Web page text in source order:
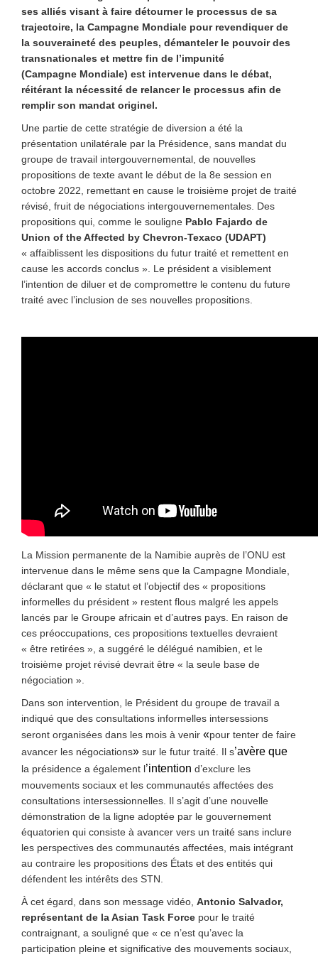
ses alliés visant à faire détourner le processus de sa
trajectoire, la Campagne Mondiale pour revendiquer de
la souveraineté des peuples, démanteler le pouvoir des
transnationales et mettre fin de l’impunité
(Campagne Mondiale) est intervenue dans le débat,
réitérant la nécessité de relancer le processus afin de
remplir son mandat originel.
Une partie de cette stratégie de diversion a été la
présentation unilatérale par la Présidence, sans mandat du
groupe de travail intergouvernemental, de nouvelles
propositions de texte avant le début de la 8e session en
octobre 2022, remettant en cause le troisième projet de traité
révisé, fruit de négociations intergouvernementales. Des
propositions qui, comme le souligne Pablo Fajardo de
Union of the Affected by Chevron-Texaco (UDAPT)
« affaiblissent les dispositions du futur traité et remettent en
cause les accords conclus ». Le président a visiblement
l’intention de diluer et de compromettre le contenu du future
traité avec l’inclusion de ses nouvelles propositions.
La Mission permanente de la Namibie auprès de l’ONU est
intervenue dans le même sens que la Campagne Mondiale,
déclarant que « le statut et l’objectif des « propositions
informelles du président » restent flous malgré les appels
lancés par le Groupe africain et d’autres pays. En raison de
ces préoccupations, ces propositions textuelles devraient
« être retirées », a suggéré le délégué namibien, et le
troisième projet révisé devrait être « la seule base de
négociation ».
Dans son intervention, le Président du groupe de travail a
indiqué que des consultations informelles intersessions
seront organisées dans les mois à venir «pour tenter de faire
avancer les négociations» sur le futur traité. Il s’avère que
la présidence a également l’intention d’exclure les
mouvements sociaux et les communautés affectées des
consultations intersessionnelles. Il s’agit d’une nouvelle
démonstration de la ligne adoptée par le gouvernement
équatorien qui consiste à avancer vers un traité sans inclure
les perspectives des communautés affectées, mais intégrant
au contraire les propositions des États et des entités qui
défendent les intérêts des STN.
À cet égard, dans son message vidéo, Antonio Salvador,
représentant de la Asian Task Force pour le traité
contraignant, a souligné que « ce n’est qu’avec la
participation pleine et significative des mouvements sociaux,